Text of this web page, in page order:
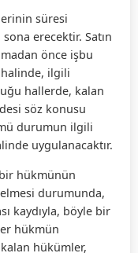
süresi
erecektir. Satın
önce işbu
halinde, ilgili
hallerde, kalan
söz konusu
durumun ilgili
uygulanacaktır.
hükmünün
durumunda,
kaydıyla, böyle bir
hükmün
hükümler,